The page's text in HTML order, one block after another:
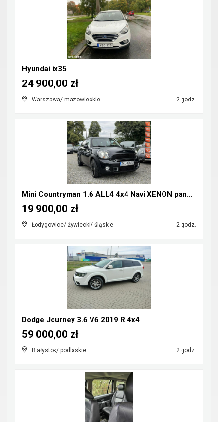
Hyundai ix35
Warszawa/ mazowieckie 2 godz.
24 900,00 zł
Mini Countryman 1.6 ALL4 4x4 Navi XENON panorama
Łodygowice/ żywiecki/ śląskie 2 godz.
19 900,00 zł
Dodge Journey 3.6 V6 2019 R 4x4
Białystok/ podlaskie 2 godz.
59 000,00 zł